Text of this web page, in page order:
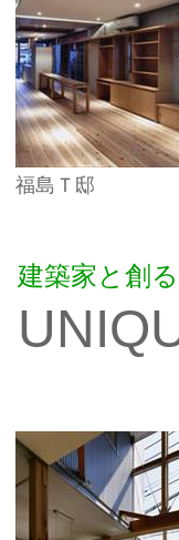
福島Ｔ邸
建築家と創る